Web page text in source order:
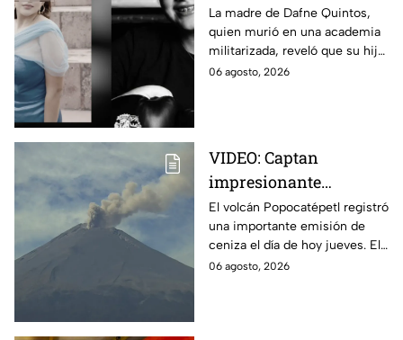
parte de su padre?
Revelan que antes de
morir iba a declarar en
su contra
La madre de Dafne Quintos,
quien murió en una academia
militarizada, reveló que su hija
iba a declarar contra su padre
06 agosto, 2026
VIDEO: Captan
impresionante
columna de ceniza en
el volcán Popocatépetl;
estas zonas de Puebla
serán afectadas hoy
El volcán Popocatépetl registró
una importante emisión de
ceniza el día de hoy jueves. El
Semáforo de Alerta Volcánica
06 agosto, 2026